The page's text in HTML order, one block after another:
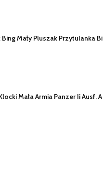
Bing Mały Pluszak Przytulanka
Mała Armia Panzer Ii Ausf. A